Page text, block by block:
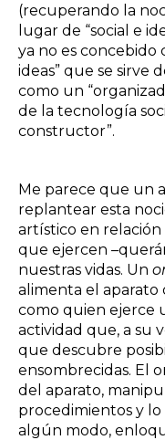
(recuperando la
lugar de “social e
ya no es concebido
ideas” que se sirve
como un
de la tecnología
constructor”.
Me parece que un
replantear esta
artístico en
que ejercen
nuestras vidas. Un
alimenta el aparato
como quien ejerce
actividad que, a su
que descubre
ensombrecidas. El
del aparato,
procedimientos y lo
algún modo,